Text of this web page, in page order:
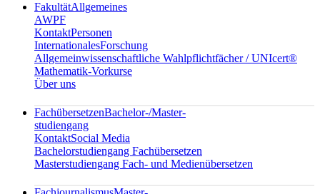
FakultätAllgemeines
AWPF
KontaktPersonen
InternationalesForschung
Allgemeinwissenschaftliche Wahlpflichtfächer / UNIcert®
Mathematik-Vorkurse
Über uns
FachübersetzenBachelor-/Master-
studiengang
KontaktSocial Media
Bachelorstudiengang Fachübersetzen
Masterstudiengang Fach- und Medienübersetzen